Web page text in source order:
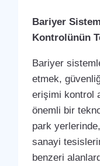
Bariyer
Kontrolünün
Bariyer
etmek,
erişimi kontrol
önemli bir
park
sanayi
benzeri